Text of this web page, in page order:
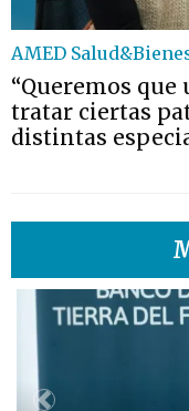
AMED
“Queremos
tratar ciertas
distintas